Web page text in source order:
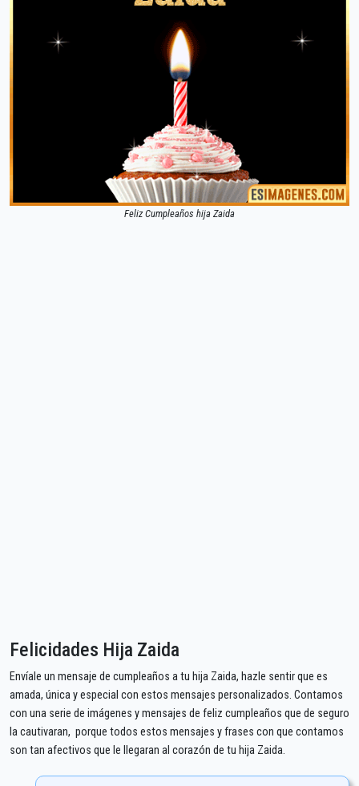
Feliz Cumpleaños hija Zaida
Felicidades Hija Zaida
Envíale un mensaje de cumpleaños a tu hija Zaida, hazle sentir que es
amada, única y especial con estos mensajes personalizados. Contamos
con una serie de imágenes y mensajes de feliz cumpleaños que de seguro
la cautivaran, porque todos estos mensajes y frases con que contamos
son tan afectivos que le llegaran al corazón de tu hija Zaida.